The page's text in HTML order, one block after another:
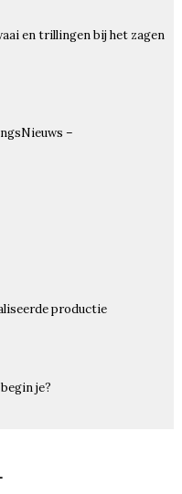
en trillingen bij het zagen
–
productie
je?